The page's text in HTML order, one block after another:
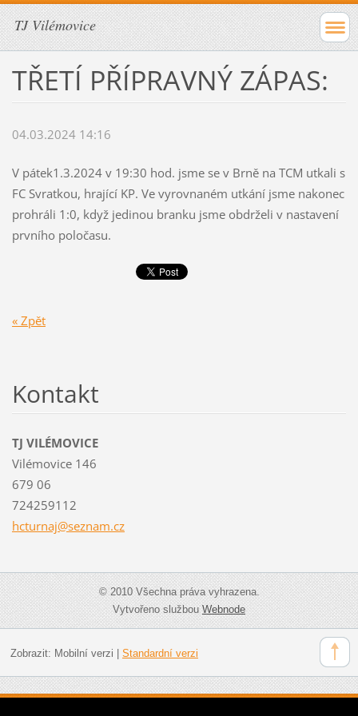
TJ Vilémovice
TŘETÍ PŘÍPRAVNÝ ZÁPAS:
04.03.2024 14:16
V pátek1.3.2024 v 19:30 hod. jsme se v Brně na TCM utkali s
FC Svratkou, hrající KP. Ve vyrovnaném utkání jsme nakonec
prohráli 1:0, když jedinou branku jsme obdrželi v nastavení
prvního poločasu.
« Zpět
Kontakt
TJ VILÉMOVICE
Vilémovice 146
679 06
724259112
hcturnaj@seznam.cz
© 2010 Všechna práva vyhrazena.
Vytvořeno službouWebnode
Zobrazit: Mobilní verzi Standardní verzi